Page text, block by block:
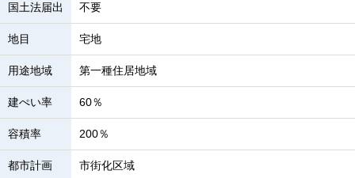
国土法届出 不要
地目 宅地
用途地域 第一種住居地域
建ぺい率 60％
容積率 200％
都市計画 市街化区域